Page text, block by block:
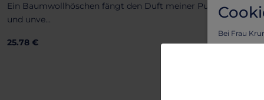
Ein Baumwollhöschen fängt den Duft meiner Pussy pur
und unve...
25.78 €
Bei Frau
Lass dich